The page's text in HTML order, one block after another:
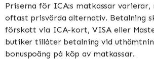
Priserna för ICA:s matkassar varierar,
oftast prisvärda alternativ. Betalning
förskott via ICA-kort, VISA eller
butiker tillåter betalning vid
bonuspoäng på köp av matkassar​​.